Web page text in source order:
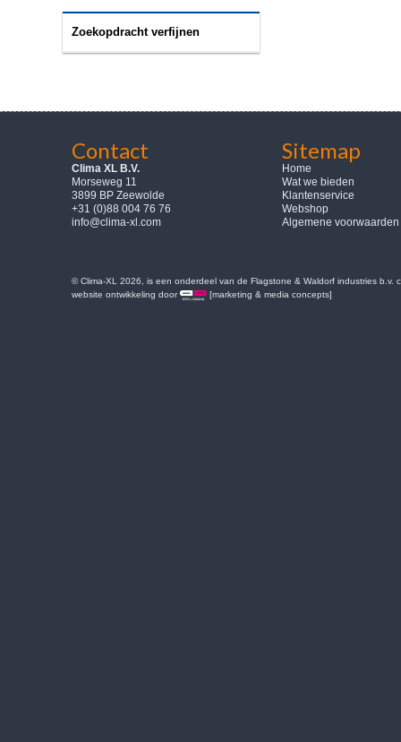
Zoekopdracht verfijnen
Contact
Clima XL B.V.
Morseweg 11
3899 BP Zeewolde
+31 (0)88 004 76 76
info@clima-xl.com
Sitemap
Home
Wat we bieden
Klantenservice
Webshop
Algemene voorwaarden
© Clima-XL 2026, is een onderdeel van de Flagstone & Waldorf industries b.v.
website ontwikkeling door
[marketing & media concepts]